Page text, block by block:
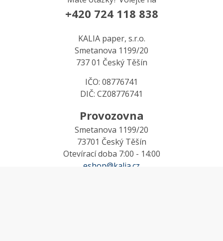
+420 724 118 838
KALIA paper, s.r.o.
Smetanova 1199/20
737 01 Český Těšín
IČO: 08776741
DIČ: CZ08776741
Provozovna
Smetanova 1199/20
73701 Český Těšín
Otevírací doba 7:00 - 14:00
eshop@kalia.cz